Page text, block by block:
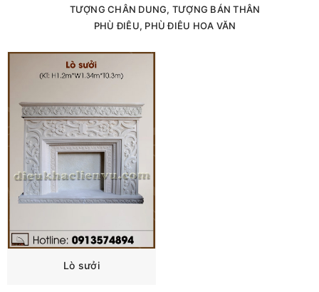
TƯỢNG CHÂN DUNG, TƯỢNG BÁN THÂN
PHÙ ĐIÊU, PHÙ ĐIÊU HOA VĂN
Lò sưởi